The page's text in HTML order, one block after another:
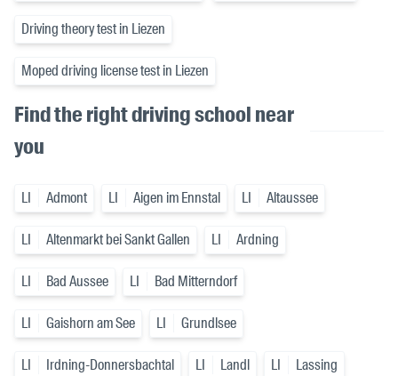
Driving theory test in Liezen
Moped driving license test in Liezen
Find the right driving school near
you
LI Admont LI Aigen im Ennstal LI Altaussee
LI Altenmarkt bei Sankt Gallen LI Ardning
LI Bad Aussee LI Bad Mitterndorf
LI Gaishorn am See LI Grundlsee
LI Irdning-Donnersbachtal LI Landl LI Lassing